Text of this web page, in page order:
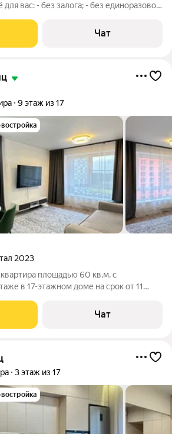
для вас: - без залога; - без единоразовой
вам квартиру онлайн это так
Чат
9 этаж из 17
2023
площадью 60 кв.м. с
в 17-этажном доме на срок от 11
Микроволновка Дом -
Чат
3 этаж из 17